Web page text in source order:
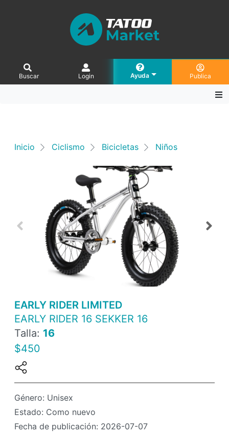
Buscar Login Ayuda Publica
Inicio Ciclismo Bicicletas Niños
EARLY RIDER LIMITED
EARLY RIDER 16 SEKKER 16
Talla: 16
$450
Género: Unisex
Estado: Como nuevo
Fecha de publicación: 2026-07-07